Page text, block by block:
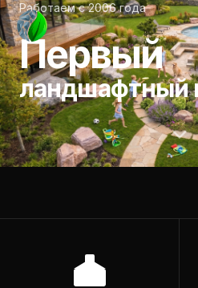
Работаем с 2006 года
Первый
ландшафтный